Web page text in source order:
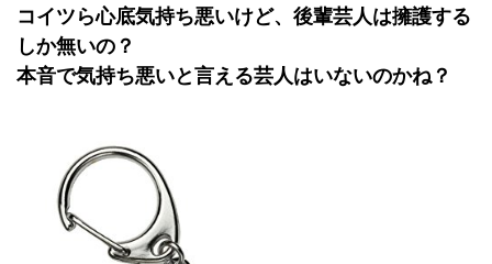
コイツら心底気持ち悪いけど、後輩芸人は擁護する
しか無いの？
本音で気持ち悪いと言える芸人はいないのかね？